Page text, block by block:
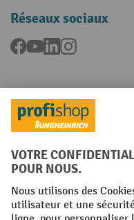
Réseaux sociaux
Facebook
YouTubeLinkedInInstagram
Langues
FR NL
Conditions générales